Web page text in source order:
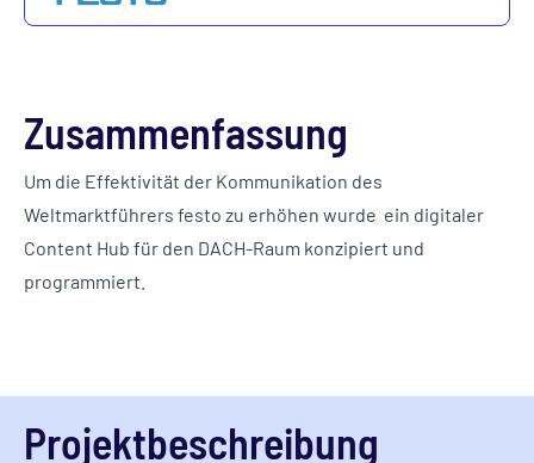
Zusammenfassung
Um die Effektivität der Kommunikation des
Weltmarktführers festo zu erhöhen wurde ein digitaler
Content Hub für den DACH-Raum konzipiert und
programmiert.
Projektbeschreibung